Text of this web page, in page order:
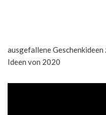
ausgefallene Geschenkideen
Ideen von 2020